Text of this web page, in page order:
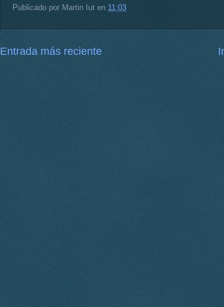
Publicado por Martin Iut en 11:03
Entrada más reciente